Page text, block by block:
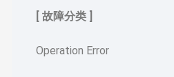
[ 故障分类 ]
Operation Error